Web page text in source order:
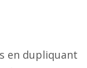
en dupliquant